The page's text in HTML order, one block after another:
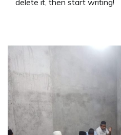
delete it, then start writing!